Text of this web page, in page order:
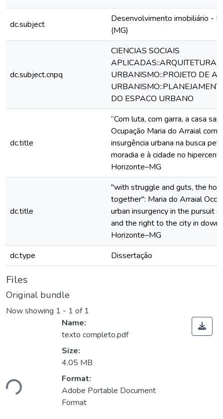
dc.subject
Desenvolvimento imobiliário -
(MG)
dc.subject.cnpq
CIENCIAS SOCIAIS
APLICADAS::ARQUITETURA E
URBANISMO::PROJETO DE
DO ESPACO URBANO
dc.title
“Com luta, com garra, a casa sai
Ocupação Maria do Arraial
insurgência urbana na busca
moradia e à cidade no
Horizonte–MG
dc.title
"with struggle and guts, the
together": Maria do Arraial
urban insurgency in the pursuit
and the right to the city in
Horizonte–MG
dc.type
Dissertação
Files
Original bundle
Now showing 1 - 1 of 1
Loading...
Name:
texto completo.pdf
Size:
4.05 MB
Format:
Adobe Portable Document
Format